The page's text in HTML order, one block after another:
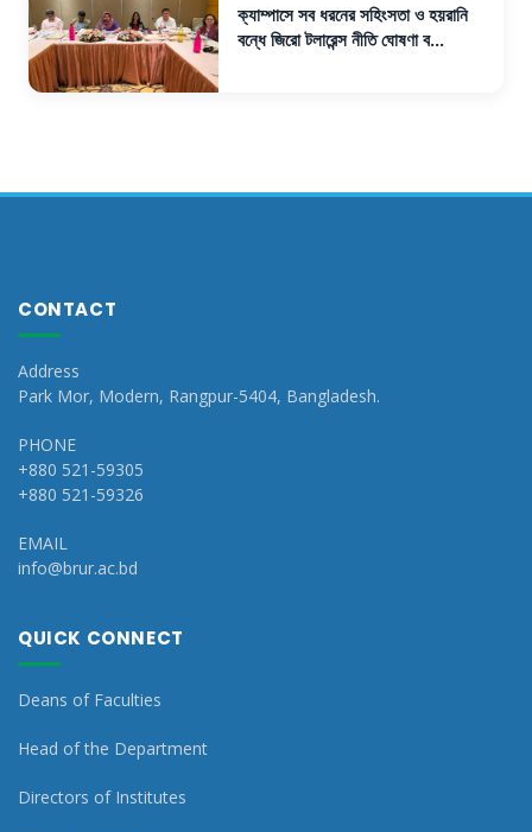
ক্যাম্পাসে সব ধরনের সহিংসতা ও হয়রানি
বন্ধে জিরো টলারেন্স নীতি ঘোষণা ব...
CONTACT
Address
Park Mor, Modern, Rangpur-5404, Bangladesh.
PHONE
+880 521-59305
+880 521-59326
EMAIL
info@brur.ac.bd
QUICK CONNECT
Deans of Faculties
Head of the Department
Directors of Institutes